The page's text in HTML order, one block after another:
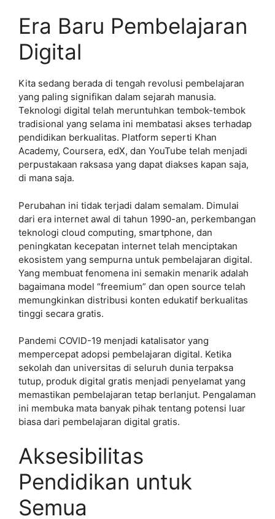
Era Baru Pembelajaran
Digital
Kita sedang berada di tengah revolusi pembelajaran
yang paling signifikan dalam sejarah manusia.
Teknologi digital telah meruntuhkan tembok-tembok
tradisional yang selama ini membatasi akses terhadap
pendidikan berkualitas. Platform seperti Khan
Academy, Coursera, edX, dan YouTube telah menjadi
perpustakaan raksasa yang dapat diakses kapan saja,
di mana saja.
Perubahan ini tidak terjadi dalam semalam. Dimulai
dari era internet awal di tahun 1990-an, perkembangan
teknologi cloud computing, smartphone, dan
peningkatan kecepatan internet telah menciptakan
ekosistem yang sempurna untuk pembelajaran digital.
Yang membuat fenomena ini semakin menarik adalah
bagaimana model “freemium” dan open source telah
memungkinkan distribusi konten edukatif berkualitas
tinggi secara gratis.
Pandemi COVID-19 menjadi katalisator yang
mempercepat adopsi pembelajaran digital. Ketika
sekolah dan universitas di seluruh dunia terpaksa
tutup, produk digital gratis menjadi penyelamat yang
memastikan pembelajaran tetap berlanjut. Pengalaman
ini membuka mata banyak pihak tentang potensi luar
biasa dari pembelajaran digital gratis.
Aksesibilitas
Pendidikan untuk
Semua